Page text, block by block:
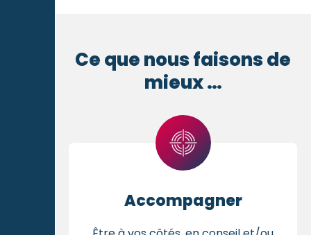
Ce que nous faisons de
mieux …
Accompagner